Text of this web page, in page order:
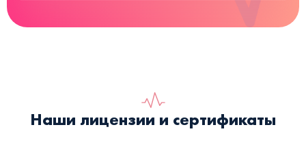
Наши лицензии и сертификаты